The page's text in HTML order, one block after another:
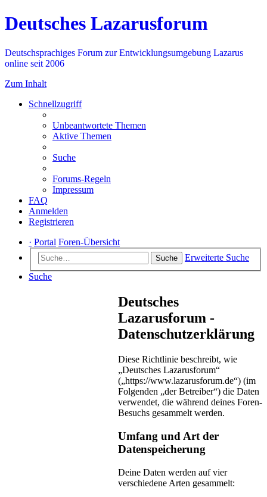
Deutsches Lazarusforum
Deutschsprachiges Forum zur Entwicklungsumgebung Lazarus
online seit 2006
Zum Inhalt
Schnellzugriff
Unbeantwortete Themen
Aktive Themen
Suche
Forums-Regeln
Impressum
FAQ
Anmelden
Registrieren
· Portal Foren-Übersicht
Suche
Erweiterte Suche
Suche
Deutsches
Lazarusforum -
Datenschutzerklärung
Diese Richtlinie beschreibt, wie
„Deutsches Lazarusforum“
(„https://www.lazarusforum.de“) (im
Folgenden „der Betreiber“) die Daten
verwendet, die während deines Foren-
Besuchs gesammelt werden.
Umfang und Art der
Datenspeicherung
Deine Daten werden auf vier
verschiedene Arten gesammelt: